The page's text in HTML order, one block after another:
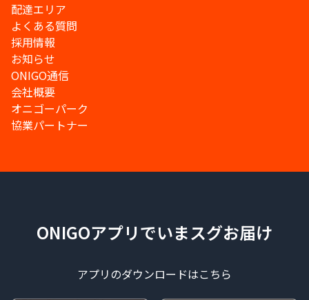
配達エリア
よくある質問
採用情報
お知らせ
ONIGO通信
会社概要
オニゴーパーク
協業パートナー
ONIGOアプリでいまスグお届け
アプリのダウンロードはこちら